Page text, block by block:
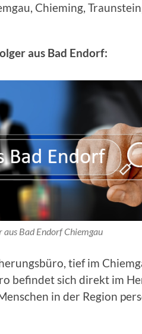
Chieming,
aus Bad Endorf:
aus Bad Endorf Chiemgau
tief im
befindet sich direkt im
in der Region